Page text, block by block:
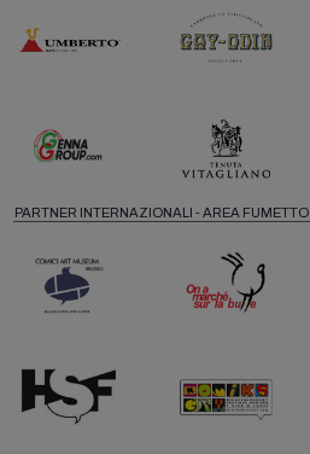
PARTNER INTERNAZIONALI - AREA FUMETTO